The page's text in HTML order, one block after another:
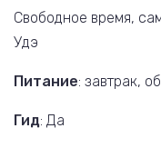
Свободное время,
Удэ
Питание: завтрак,
Гид: Да